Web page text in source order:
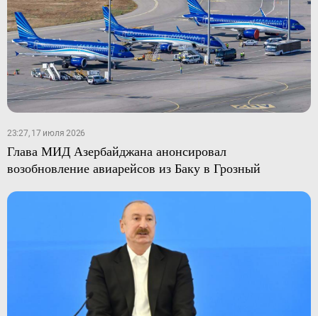
23:27, 17 июля 2026
Глава МИД Азербайджана анонсировал
возобновление авиарейсов из Баку в Грозный